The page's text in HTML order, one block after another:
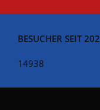
BESUCHER SEIT
14938